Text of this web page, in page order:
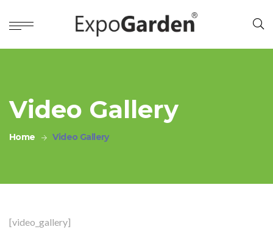
Video Gallery
Home Video Gallery
[video_gallery]